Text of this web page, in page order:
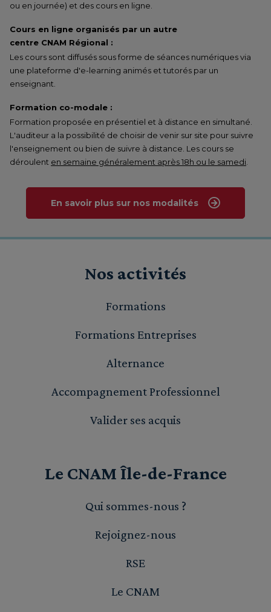
ou en journée) et des cours en ligne.
Cours en ligne organisés par un autre
centre CNAM Régional :
Les cours sont diffusés sous forme de séances numériques via
une plateforme d'e-learning animés et tutorés par un
enseignant.
Formation co-modale :
Formation proposée en présentiel et à distance en simultané.
L'auditeur a la possibilité de choisir de venir sur site pour suivre
l'enseignement ou bien de suivre à distance. Les cours se
déroulent en semaine généralement après 18h ou le samedi
En savoir plus sur nos modalités
Nos activités
Formations
Formations Entreprises
Alternance
Accompagnement Professionnel
Valider ses acquis
Le CNAM Île-de-France
Qui sommes-nous ?
Rejoignez-nous
RSE
Le CNAM